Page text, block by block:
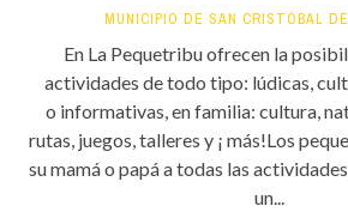
MUNICIPIO DE SAN CRISTÓBAL
En La Pequetribu ofrecen la
actividades de todo tipo: lúdicas,
o informativas, en familia: cultura,
rutas, juegos, talleres y ¡ más!Los
su mamá o papá a todas las
un...